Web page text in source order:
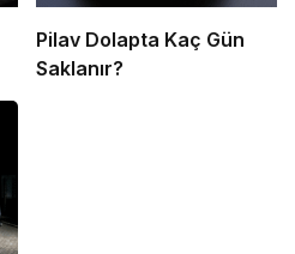
Pilav Dolapta Kaç Gün
Saklanır?